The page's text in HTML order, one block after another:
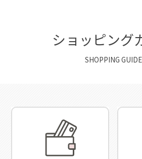
ショッピング
SHOPPING GUIDE